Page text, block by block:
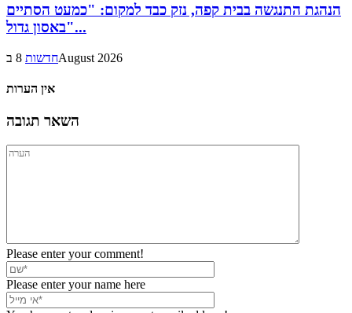
הנהגת התנגשה בבית קפה, נזק כבד למקום: "כמעט הסתיים
באסון גדול"...
חדשות8 בAugust 2026
אין הערות
השאר תגובה
Please enter your comment!
Please enter your name here